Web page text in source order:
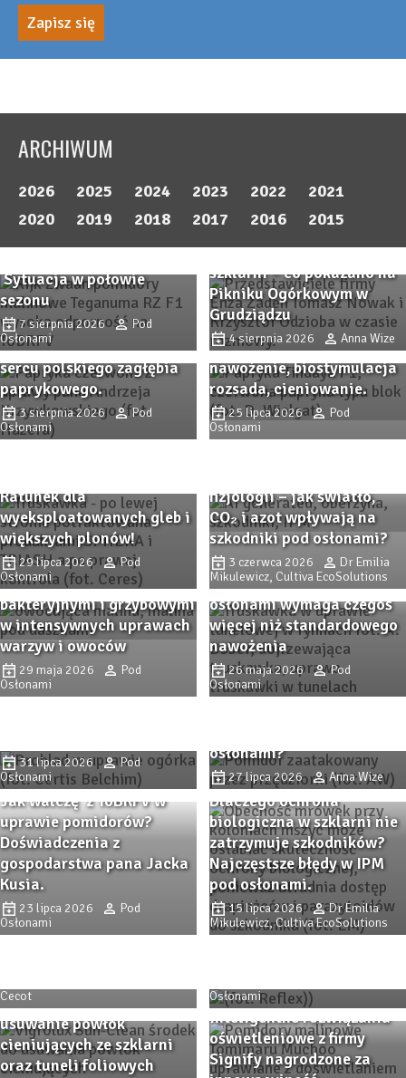
ARCHIWUM
2026 2025 2024 2023 2022
2021
2020
2019 2018 2017 2016 2015
Pomidor TEGANUMA RZ F1
Sytuacja w połowie
sezonu
7 sierpnia 2026
Pod
Osłonami
Odmiany ogórka do
szklarni – co pokazano na
Pikniku Ogórkowym w
Grudziądzu
4 sierpnia 2026 Anna Wize
Przystanek PAPRYKA 2026.
Wiedza, praktyka i
rodzinna atmosfera w
sercu polskiego zagłębia
paprykowego.
3 sierpnia 2026
Pod
Osłonami
Zbliża się Przystanek
Papryka 2026! Sprawdzone
odmiany papryki i
nowości, ochrona,
nawożenie, biostymulacja
rozsada, cieniowanie.
25 lipca 2026
Pod
Osłonami
SPHERA i TRIASH –
Ratunek dla
wyeksploatowanych gleb i
większych plonów!
29 lipca 2026
Pod
Osłonami
fizjologii – jak światło,
CO₂ i azot wpływają na
szkodniki pod osłonami?
3 czerwca 2026
Dr Emilia
Mikulewicz, Cultiva EcoSolutions
Remedy Complex pod
osłonami – wsparcie
ochrony przed chorobami
bakteryjnymi i grzybowymi
w intensywnych uprawach
warzyw i owoców
29 maja 2026
Pod
Osłonami
Intensywna produkcja pod
osłonami wymaga czegoś
więcej niż standardowego
nawożenia
26 maja 2026
Pod
Osłonami
PROBLAD – innowacyjny
biofungicyd do ochrony
upraw szklarniowych przed
31 lipca 2026
Pod
Osłonami
Przędziorkowe lato. Jak
osłonami?
27 lipca 2026 Anna Wize
Jak walczę z ToBRFV w
uprawie pomidorów?
Doświadczenia z
gospodarstwa pana Jacka
Kusia.
23 lipca 2026
Pod
Osłonami
Dlaczego ochrona
biologiczna w szklarni nie
zatrzymuje szkodników?
Najczęstsze błędy w IPM
pod osłonami.
15 lipca 2026
Dr Emilia
Mikulewicz, Cultiva EcoSolutions
Trendy i inspiracje z
Zaborza. Dni Otwarte firmy
Cecot
Co zmieniło się na rynku
Osłonami
SunClean – skuteczne
usuwanie powłok
cieniujących ze szklarni
oraz tuneli foliowych
Inteligentne rozwiązania
oświetleniowe z firmy
Signify nagrodzone za